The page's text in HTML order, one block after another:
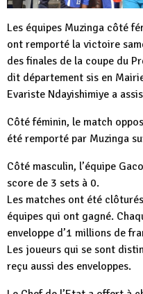
Les équipes Muzinga côté
ont remporté la victoire
des finales de la coupe du
dit département sis en
Evariste Ndayishimiye a
Côté féminin, le match
été remporté par Muzinga
Côté masculin, l’équipe
score de 3 sets à 0.
Les matches ont été
équipes qui ont gagné.
enveloppe d’1 millions de
Les joueurs qui se sont
reçu aussi des enveloppes.